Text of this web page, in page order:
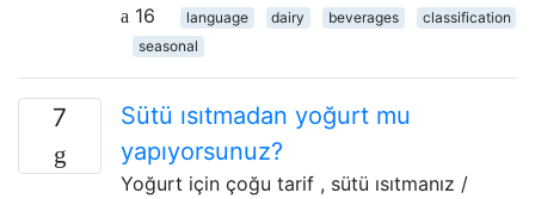
16
language dairy beverages
classification
seasonal
7
Sütü ısıtmadan yoğurt mu
yapıyorsunuz?
Yoğurt için çoğu tarif , sütü ısıtmanız /